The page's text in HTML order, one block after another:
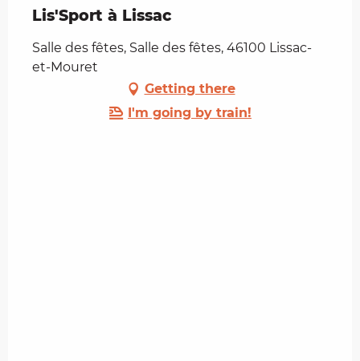
Lis'Sport à Lissac
Salle des fêtes, Salle des fêtes, 46100 Lissac-
et-Mouret
Getting there
I'm going by train!